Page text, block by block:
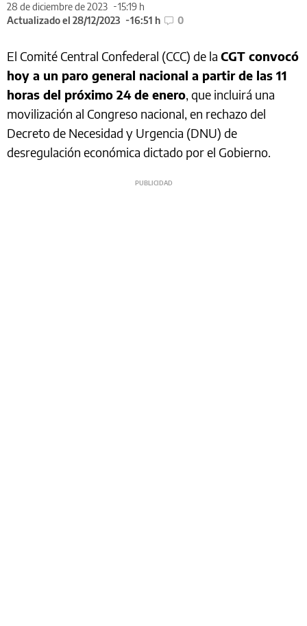
28 de diciembre de 2023
15:19 h
Actualizado el 28/12/2023
16:51 h 0
El Comité Central Confederal (CCC) de la CGT convocó
hoy a un paro general nacional a partir de las 11
horas del próximo 24 de enero, que incluirá una
movilización al Congreso nacional, en rechazo del
Decreto de Necesidad y Urgencia (DNU) de
desregulación económica dictado por el Gobierno.